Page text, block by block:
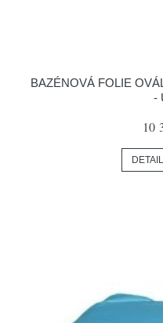
BAZÉNOVÁ FOLIE
-
10